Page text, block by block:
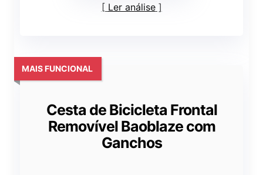
Ler análise
Cesta de Bicicleta Frontal
Removível Baoblaze com
Ganchos
MAIS FUNCIONAL